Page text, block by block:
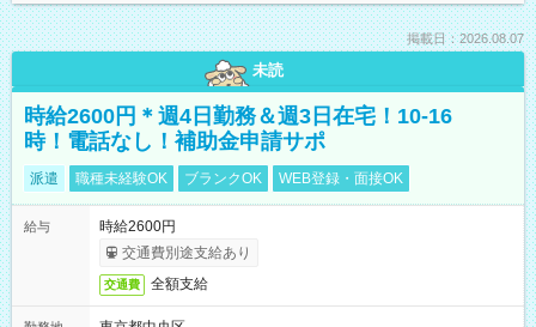
掲載日：2026.08.07
未読
時給2600円＊週4日勤務＆週3日在宅！10-16
時！電話なし！補助金申請サポ
派遣 職種未経験OK ブランクOK WEB登録・面接OK
給与
時給2600円
交通費別途支給あり
交通費 全額支給